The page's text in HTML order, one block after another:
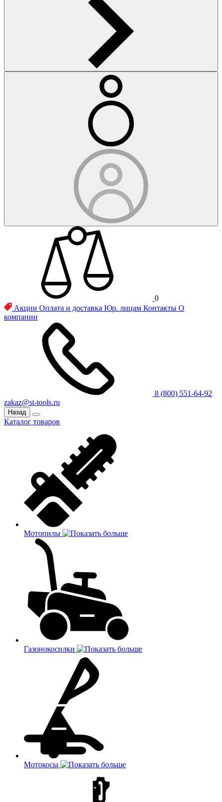
0
Акции Оплата и доставка Юр. лицам Контакты О
компании
8 (800) 551-64-92
zakaz@st-tools.ru
Назад
Каталог товаров
Мотопилы
Газонокосилки
Мотокосы